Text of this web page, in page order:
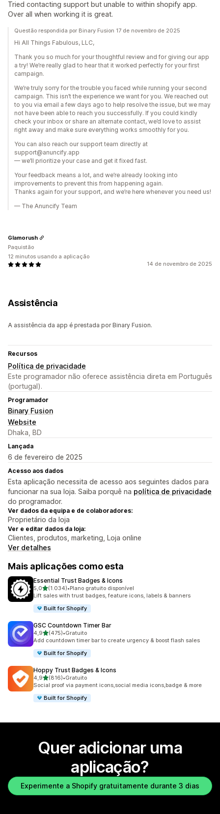
Tried contacting support but unable to within shopify app.
Over all when working it is great.
Questão respondida por Binary Fusion 17 de novembro de 2025
Hi All Things Fabulous, LLC,
Thank you so much for your thoughtful review and for giving our app
a try! We’re really glad to hear that it worked perfectly for your first
campaign.
We’re truly sorry for the trouble you faced while running your second
campaign. This isn’t the experience we want for you. We reached out
to you via email a few days ago to help resolve the issue, but we may
not have been able to reach you successfully. If you could kindly
check your inbox or share an alternate contact, we’d love to assist
right away and make sure everything works smoothly for you.
You can also reach our support team directly at
support@anuncify.app
— we’ll prioritize your case and get it fixed fast.
Your feedback means a lot, and we’re already looking into
improvements to prevent this from happening again.
Thanks again for your support, and we’re here whenever you need us!
— The Anuncify Team
14 de novembro de 2025
Glamorush
Paquistão
12 minutos usando a aplicação
Assistência
A assistência da app é prestada por Binary Fusion.
Recursos
Política de privacidade
Este programador não oferece assistência direta em Português
(portugal).
Programador
Binary Fusion
Website
Dhaka, BD
Lançada
6 de fevereiro de 2025
Acesso aos dados
Esta aplicação necessita de acesso aos seguintes dados para
funcionar na sua loja. Saiba porquê na política de privacidade
do programador.
Ver dados da equipa e de colaboradores:
Proprietário da loja
Ver e editar dados da loja:
Clientes, produtos, marketing, Loja online
Ver detalhes
Mais aplicações como esta
Essential Trust Badges & Icons
5,0de 5 estrelas
(1.034)
1034 total de avaliações
•Plano gratuito disponível
Lift sales with trust badges, feature icons, labels & banners
Built for Shopify
GSC Countdown Timer Bar
4,9de 5 estrelas
(475)
475 total de avaliações
•Gratuito
Add countdown timer bar to create urgency & boost flash sales
Built for Shopify
Hoppy Trust Badges & Icons
4,9de 5 estrelas
(816)
816 total de avaliações
•Gratuito
Social proof via payment icons,social media icons,badge & more
Built for Shopify
Quer adicionar uma
aplicação?
Experimente a Shopify gratuitamente durante 3 dias